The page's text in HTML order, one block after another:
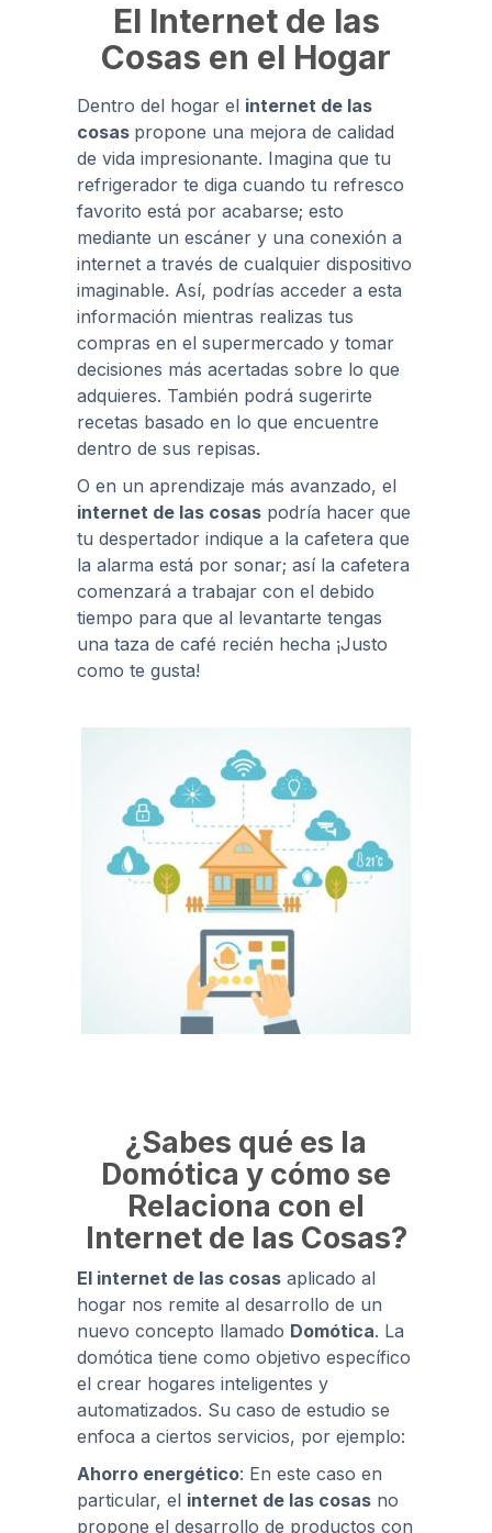
El Internet de las
Cosas en el Hogar
Dentro del hogar el internet de las
cosas propone una mejora de calidad
de vida impresionante. Imagina que tu
refrigerador te diga cuando tu refresco
favorito está por acabarse; esto
mediante un escáner y una conexión a
internet a través de cualquier dispositivo
imaginable. Así, podrías acceder a esta
información mientras realizas tus
compras en el supermercado y tomar
decisiones más acertadas sobre lo que
adquieres. También podrá sugerirte
recetas basado en lo que encuentre
dentro de sus repisas.
O en un aprendizaje más avanzado, el
internet de las cosas podría hacer que
tu despertador indique a la cafetera que
la alarma está por sonar; así la cafetera
comenzará a trabajar con el debido
tiempo para que al levantarte tengas
una taza de café recién hecha ¡Justo
como te gusta!
¿Sabes qué es la
Domótica y cómo se
Relaciona con el
Internet de las Cosas?
El internet de las cosas aplicado al
hogar nos remite al desarrollo de un
nuevo concepto llamado Domótica. La
domótica tiene como objetivo específico
el crear hogares inteligentes y
automatizados. Su caso de estudio se
enfoca a ciertos servicios, por ejemplo:
Ahorro energético: En este caso en
particular, el internet de las cosas no
propone el desarrollo de productos con